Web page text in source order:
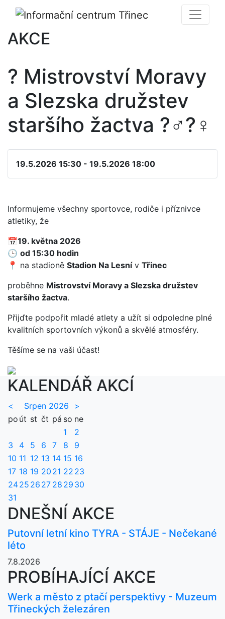
AKCE
? Mistrovství Moravy
a Slezska družstev
staršího žactva ?‍♂️?‍♀️
19.5.2026 15:30 - 19.5.2026 18:00
Informujeme všechny sportovce, rodiče i příznivce
atletiky, že
📅19. května 2026
🕒 od 15:30 hodin
📍 na stadioně Stadion Na Lesnív Třinec
proběhne Mistrovství Moravy a Slezska družstev
staršího žactva.
Přijďte podpořit mladé atlety a užít si odpoledne plné
kvalitních sportovních výkonů a skvělé atmosféry.
Těšíme se na vaši účast!
KALENDÁŘ AKCÍ
< Srpen 2026
>
po út st čt pá so ne
1
2
3
4 5 6 7 8
9
10 11 12 13 14 15 16
17 18 19 20 21 22 23
2425 26 27 28 29 30
31
DNEŠNÍ AKCE
Putovní letní kino TYRA - STÁJE - Nečekané
léto
7.8.2026
PROBÍHAJÍCÍ AKCE
Werk a město z ptačí perspektivy - Muzeum
Třineckých železáren